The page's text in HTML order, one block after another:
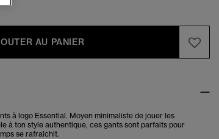
AU PANIER
à logo Essential. Moyen minimaliste de jouer les
à ton style authentique, ces gants sont parfaits pour
se rafraîchit.